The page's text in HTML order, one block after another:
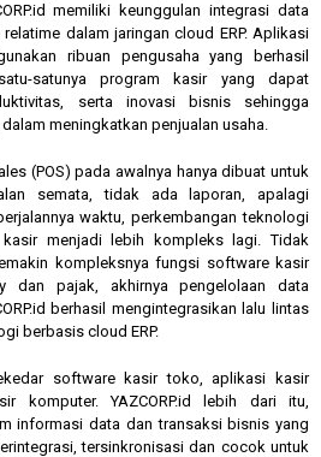
memiliki keunggulan integrasi data
dalam jaringan cloud ERP. Aplikasi
ribuan pengusaha yang berhasil
satu-satunya program kasir yang dapat
serta inovasi bisnis sehingga
meningkatkan penjualan usaha.
(POS) pada awalnya hanya dibuat untuk
semata, tidak ada laporan, apalagi
waktu, perkembangan teknologi
menjadi lebih kompleks lagi. Tidak
kompleksnya fungsi software kasir
dan pajak, akhirnya pengelolaan data
berhasil mengintegrasikan lalu lintas
berbasis cloud ERP.
software kasir toko, aplikasi kasir
komputer. YAZCORP.id lebih dari itu,
informasi data dan transaksi bisnis yang
tersinkronisasi dan cocok untuk